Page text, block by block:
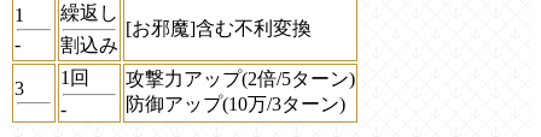
1
-
繰返し
割込み
[お邪魔]含む不利変換
3
1回
-
攻撃力アップ(2倍/5ターン)
防御アップ(10万/3ターン)